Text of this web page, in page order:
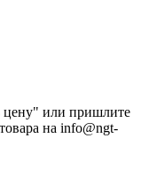
цену" или пришлите
на info@ngt-